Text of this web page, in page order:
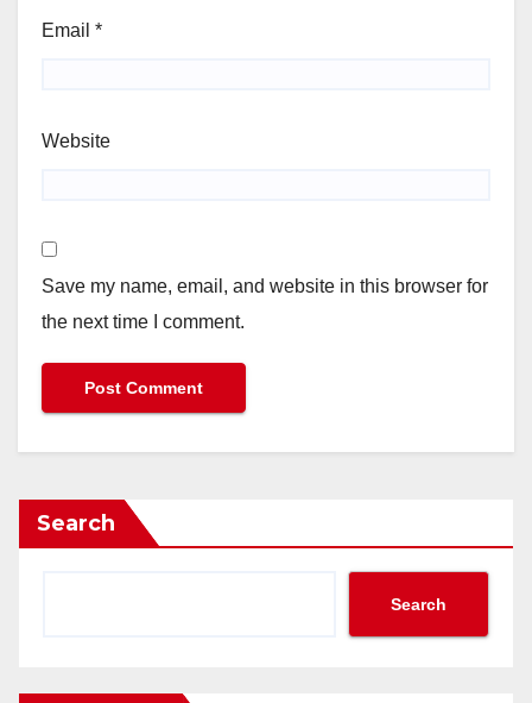
Email *
Website
Save my name, email, and website in this browser for
the next time I comment.
Search
Search